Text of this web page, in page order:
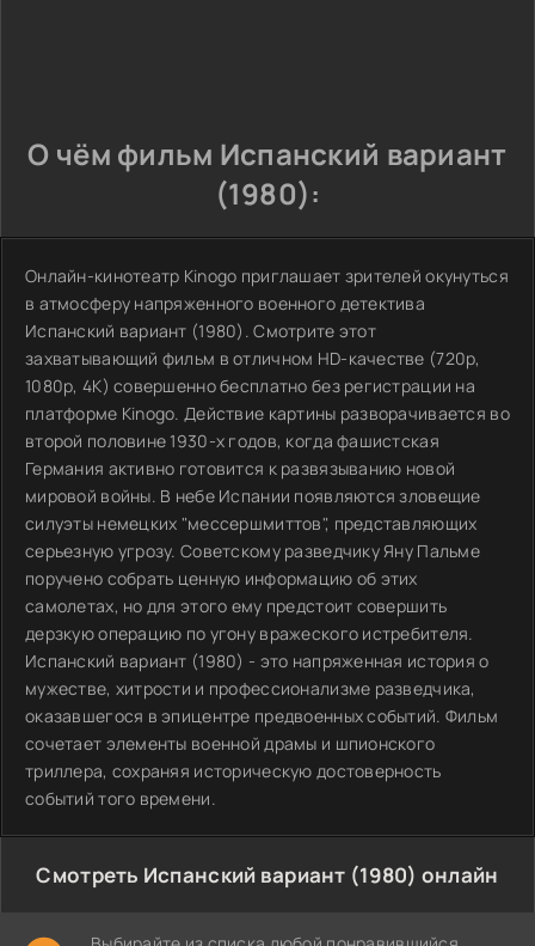
О чём фильм Испанский вариант
(1980):
Онлайн-кинотеатр Kinogo приглашает зрителей окунуться
в атмосферу напряженного военного детектива
Испанский вариант (1980). Смотрите этот
захватывающий фильм в отличном HD-качестве (720p,
1080p, 4K) совершенно бесплатно без регистрации на
платформе Kinogo. Действие картины разворачивается во
второй половине 1930-х годов, когда фашистская
Германия активно готовится к развязыванию новой
мировой войны. В небе Испании появляются зловещие
силуэты немецких "мессершмиттов", представляющих
серьезную угрозу. Советскому разведчику Яну Пальме
поручено собрать ценную информацию об этих
самолетах, но для этого ему предстоит совершить
дерзкую операцию по угону вражеского истребителя.
Испанский вариант (1980) - это напряженная история о
мужестве, хитрости и профессионализме разведчика,
оказавшегося в эпицентре предвоенных событий. Фильм
сочетает элементы военной драмы и шпионского
триллера, сохраняя историческую достоверность
событий того времени.
Смотреть Испанский вариант (1980) онлайн